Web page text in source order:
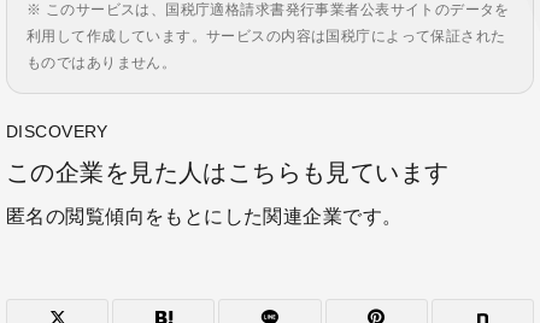
※ このサービスは、国税庁適格請求書発行事業者公表サイトのデータを
利用して作成しています。サービスの内容は国税庁によって保証された
ものではありません。
DISCOVERY
この企業を見た人はこちらも見ています
匿名の閲覧傾向をもとにした関連企業です。